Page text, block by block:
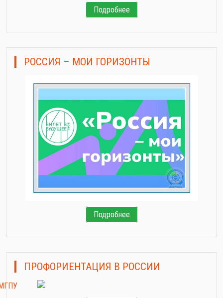
Подробнее
РОССИЯ – МОИ ГОРИЗОНТЫ
Подробнее
ПРОФОРИЕНТАЦИЯ В РОССИИ